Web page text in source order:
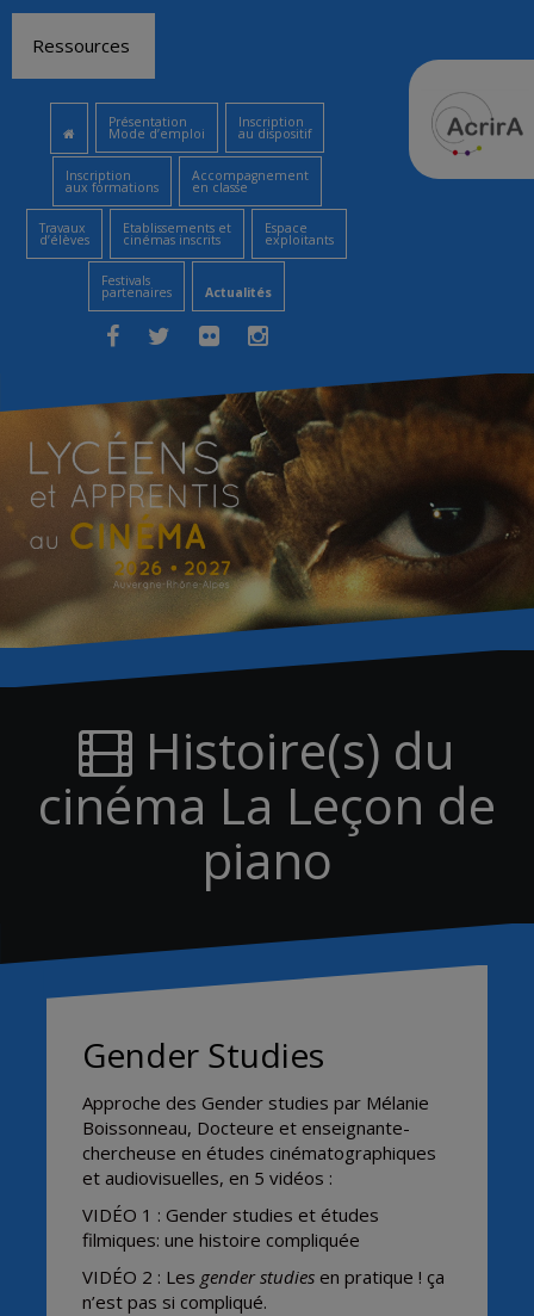
contenu
Ressources
Présentation
Mode d’emploi
Inscription
au dispositif
Inscription
aux formations
Accompagnement
en classe
Travaux
d’élèves
Etablissements et
cinémas inscrits
Espace
exploitants
Festivals
partenaires Actualités
Histoire(s) du
cinéma La Leçon de
piano
Gender Studies
Approche des Gender studies par Mélanie
Boissonneau, Docteure et enseignante-
chercheuse en études cinématographiques
et audiovisuelles, en 5 vidéos :
VIDÉO 1 : Gender studies et études
filmiques: une histoire compliquée
VIDÉO 2 : Les gender studies en pratique ! ça
n’est pas si compliqué.